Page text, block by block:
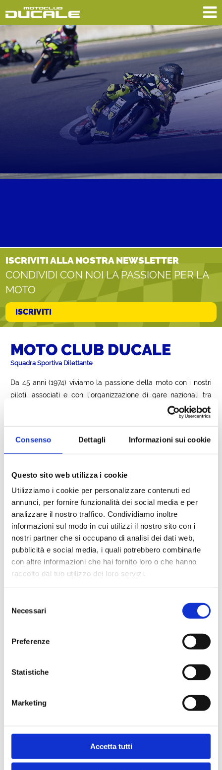
Consenso Dettagli Informazioni sui cookie
Questo sito web utilizza i cookie
Utilizziamo i cookie per personalizzare contenuti ed
annunci, per fornire funzionalità dei social media e per
analizzare il nostro traffico. Condividiamo inoltre
informazioni sul modo in cui utilizzi il nostro sito con i
nostri partner che si occupano di analisi dei dati web,
pubblicità e social media, i quali potrebbero combinarle
con altre informazioni che hai fornito loro o che hanno
raccolto dal tuo utilizzo dei loro servizi.
delNecessari
Preferenze
Statistiche
Marketing
Accetta tutti
ISCRIVITI ALLA NOSTRA NEWSLETTER
CONDIVIDI CON NOI LA PASSIONE PER LA
MOTO
ISCRIVITI
MOTO CLUB DUCALE
Squadra Sportiva Dilettante
Da 45 anni (1974) viviamo la passione della moto con i nostri
piloti, associati e con l'organizzazione di gare nazionali tra
Selettive e Campionato Italiano Sp e Trofeo Motoestate dal
Siamo sempre pronti ad aiutare appassionati e piloti,
ULTIME NEWS
05/07/2026 00.00.00
Belle gare e piloti ducali sugli scudi